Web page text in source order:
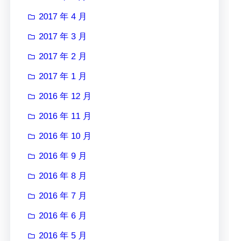
2017 年 4 月
2017 年 3 月
2017 年 2 月
2017 年 1 月
2016 年 12 月
2016 年 11 月
2016 年 10 月
2016 年 9 月
2016 年 8 月
2016 年 7 月
2016 年 6 月
2016 年 5 月